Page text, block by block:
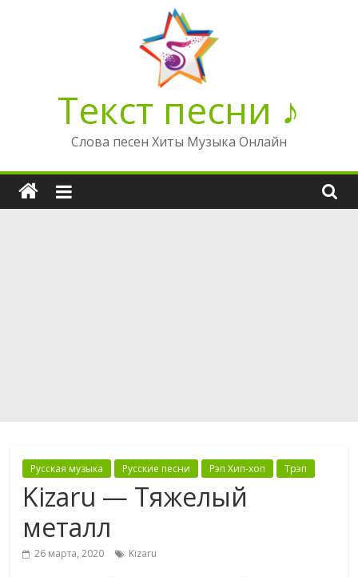
Текст песни ♪
Слова песен Хиты Музыка Онлайн
Русская музыка Русские песни Рэп Хип-хоп Трэп
Kizaru — Тяжелый
металл
26 марта, 2020 Kizaru